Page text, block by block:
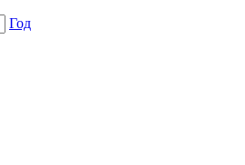
Год